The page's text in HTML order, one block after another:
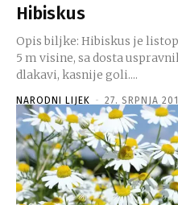
Hibiskus
Opis biljke: Hibiskus je
5 m visine, sa dosta
dlakavi, kasnije goli....
NARODNI LIJEK - 27. SRPNJA